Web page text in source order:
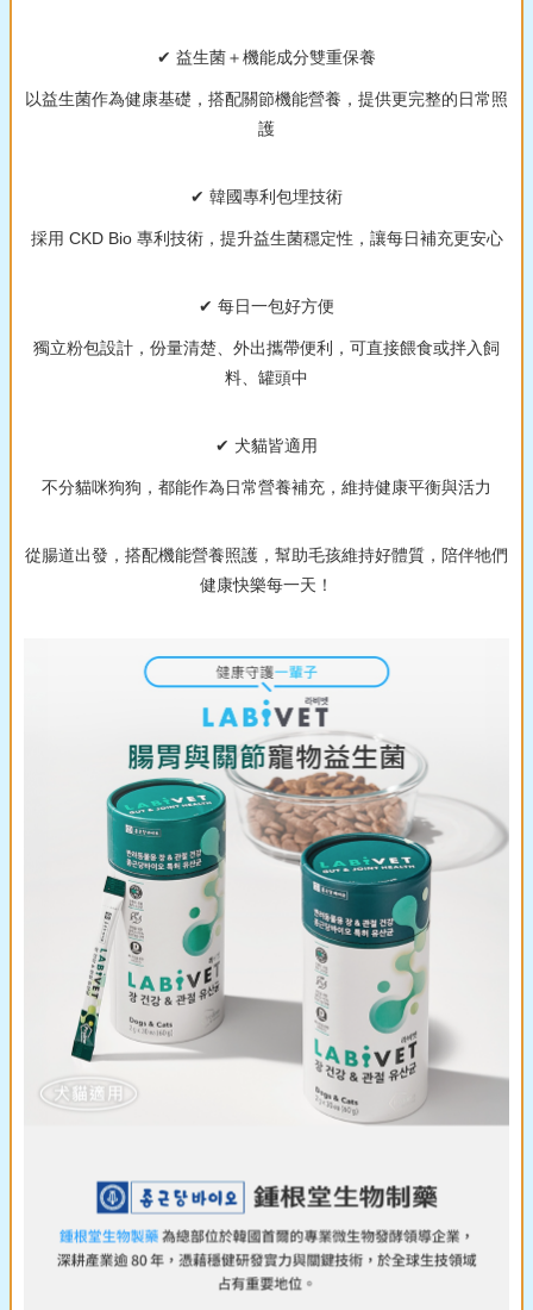
✔ 益生菌＋機能成分雙重保養
以益生菌作為健康基礎，搭配關節機能營養，提供更完整的日常照
護
✔ 韓國專利包埋技術
採用 CKD Bio 專利技術，提升益生菌穩定性，讓每日補充更安心
✔ 每日一包好方便
獨立粉包設計，份量清楚、外出攜帶便利，可直接餵食或拌入飼
料、罐頭中
✔ 犬貓皆適用
不分貓咪狗狗，都能作為日常營養補充，維持健康平衡與活力
從腸道出發，搭配機能營養照護，幫助毛孩維持好體質，陪伴牠們
健康快樂每一天！